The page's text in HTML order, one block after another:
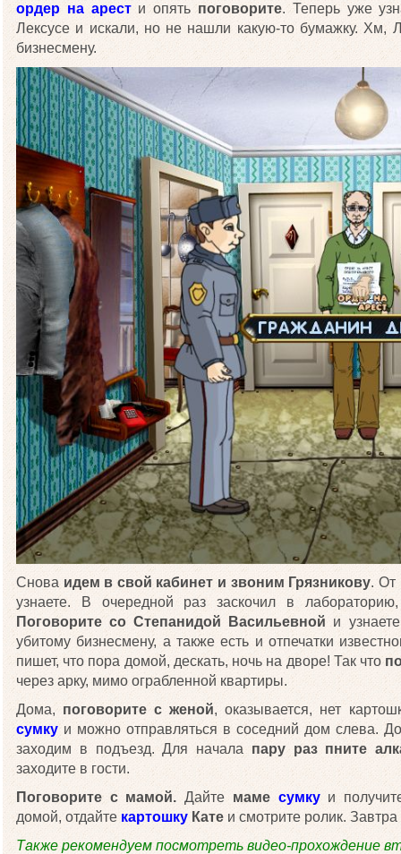
ордер на арести опятьпоговорите. Теперь уже
Лексусе и искали, но не нашли какую-то бумажку. Хм,
бизнесмену.
Снова идем в свой кабинет и звоним Грязникову. От
узнаете. В очередной раз заскочил в
Поговорите со Степанидой Васильевной и
убитому бизнесмену, а также есть и отпечатки
пишет, что пора домой, дескать, ночь на дворе! Так что
через арку, мимо ограбленной квартиры.
Дома, поговорите с женой, оказывается, нет
сумку и можно отправляться в соседний дом слева.
заходим в подъезд. Для начала пару раз пните
заходите в гости.
Поговорите с мамой. Дайте маме сумкуи
домой, отдайте картошку Кате и смотрите ролик.
Также рекомендуем посмотреть видео-прохождение